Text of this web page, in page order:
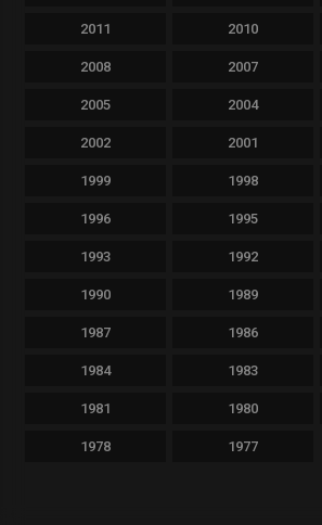
2011 2010
2008 2007
2005 2004
2002 2001
1999 1998
1996 1995
1993 1992
1990 1989
1987 1986
1984 1983
1981 1980
1978 1977